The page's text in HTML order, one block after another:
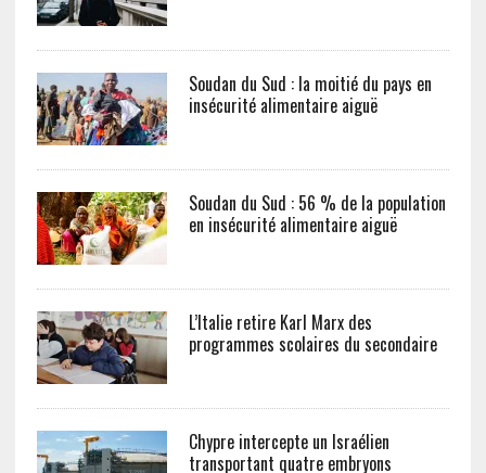
Soudan du Sud : la moitié du pays en
insécurité alimentaire aiguë
Soudan du Sud : 56 % de la population
en insécurité alimentaire aiguë
L’Italie retire Karl Marx des
programmes scolaires du secondaire
Chypre intercepte un Israélien
transportant quatre embryons